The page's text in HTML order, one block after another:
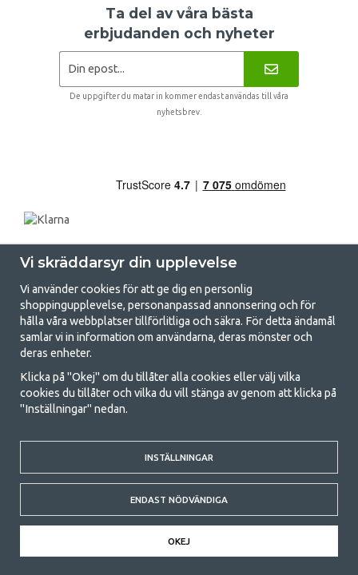
Ta del av våra bästa
erbjudanden och nyheter
De uppgifter du matar in kommer endast användas till våra
nyhetsbrev.
GetCamping.se - Din butik för camping
och uteliv
Att campa kan antingen vara en livsstil eller ett sätt att samla familjen
för ett gemensamt äventyr. Oavsett vilken kategori du tillhör hittar du
med att campa så därför erbjuder vi riktigt bra priser på familjetält,
husvagnstält och all annan utrustning för camping och friluftsliv. Vårt
mål är att i varje priskategori erbjuda den bästa campingutrustningen
gällande kvalitet och funktionalitet. Ta gärna kontakt med oss om det
är något du saknar eller vill veta mer om.
© 2020 GetCamping. All rights reserved.
Vi skräddarsyr din upplevelse
Vi använder cookies för att ge dig en personlig
shoppingupplevelse, personanpassad annonsering och för
hålla våra webbplatser tillförlitliga och säkra. För detta ändamål
samlar vi in information om användarna, deras mönster och
deras enheter.
Klicka på "Okej" om du tillåter alla cookies eller välj vilka
cookies du tillåter och vilka du vill stänga av genom att klicka på
"Inställningar" nedan.
INSTÄLLNINGAR
ENDAST NÖDVÄNDIGA
OKEJ